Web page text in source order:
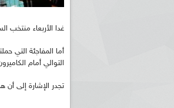
غدا الأربعاء منتخب
أما المفاجئة التي
التوالي أمام الكاميرون و السنغال بـ 3
تجدر الإشارة إلى أن هذه الدورة تعتبر